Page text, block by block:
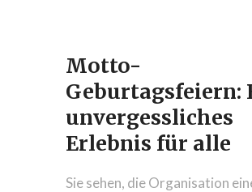
Motto-
Geburtagsfeiern:
unvergessliches
Erlebnis für alle
Sie sehen, die Organisation